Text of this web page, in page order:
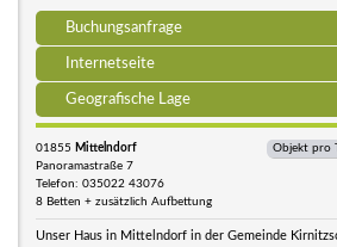
Buchungsanfrage
Internetseite
Geografische Lage
01855 Mittelndorf
Panoramastraße 7
Telefon: 035022 43076
8 Betten + zusätzlich Aufbettung
Objekt pro
Unser Haus in Mittelndorf in der Gemeinde